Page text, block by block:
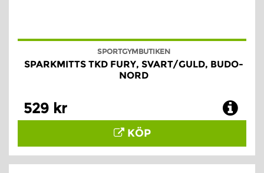
SPORTGYMBUTIKEN
SPARKMITTS TKD FURY, SVART/GULD, BUDO-
NORD
529 kr
KÖP